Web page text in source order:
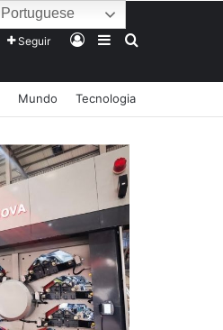
Seguir EntrarBarra Lateral
Procurar por
Mundo Tecnologia
Portuguese